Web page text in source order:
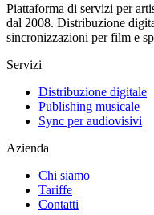
Piattaforma di servizi per
dal 2008. Distribuzione
sincronizzazioni per film e
Servizi
Distribuzione digitale
Publishing musicale
Sync per audiovisivi
Azienda
Chi siamo
Tariffe
Contatti